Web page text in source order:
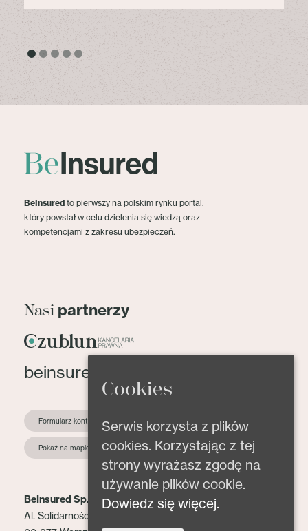
BeInsured to pierwszy na polskim rynku portal,
który powstał w celu dzielenia się wiedzą oraz
kompetencjami z zakresu ubezpieczeń.
Nasi partnerzy
beinsured@beinsured.pl
Formularz kontaktowy
Pokaż na mapie
BeInsured Sp. z o.o.
Al. Solidarności 153 lok. 2
Cookies
Serwis korzysta z plików
cookies. Korzystając z tej
strony wyrażasz zgodę na
używanie plików cookie.
Dowiedz się więcej.